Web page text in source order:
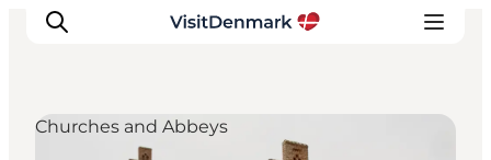
Churches and Abbeys